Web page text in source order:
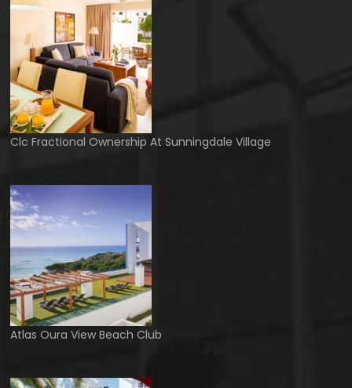
Clc Fractional Ownership At Sunningdale Village
Atlas Oura View Beach Club